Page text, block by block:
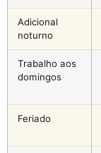
Adicional
noturno
Trabalho aos
domingos
Feriado